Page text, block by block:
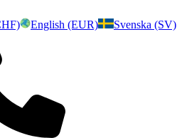
English (EUR) Svenska (SV)